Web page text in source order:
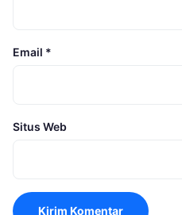
Email *
Situs Web